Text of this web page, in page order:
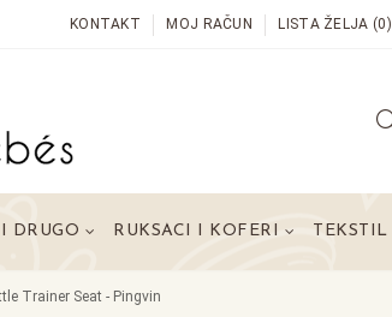
KONTAKT MOJ RAČUN LISTA ŽELJA (0)
DRUGO RUKSACI I KOFERI TEKSTIL
Trainer Seat - Pingvin